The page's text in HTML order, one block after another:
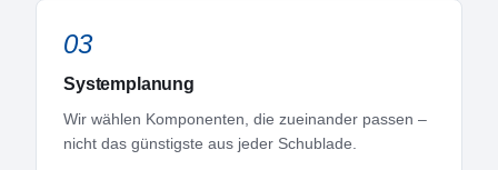
03
Systemplanung
Wir wählen Komponenten, die zueinander passen –
nicht das günstigste aus jeder Schublade.